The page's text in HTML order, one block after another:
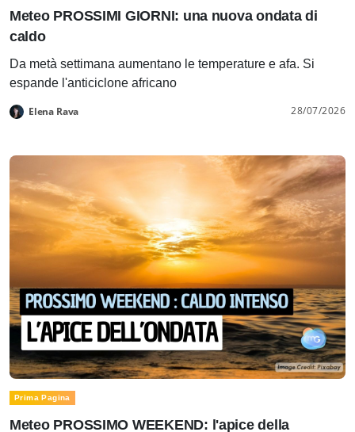
Meteo PROSSIMI GIORNI: una nuova ondata di
caldo
Da metà settimana aumentano le temperature e afa. Si
espande l'anticiclone africano
Elena Rava 28/07/2026
Prima Pagina
Meteo PROSSIMO WEEKEND: l'apice della